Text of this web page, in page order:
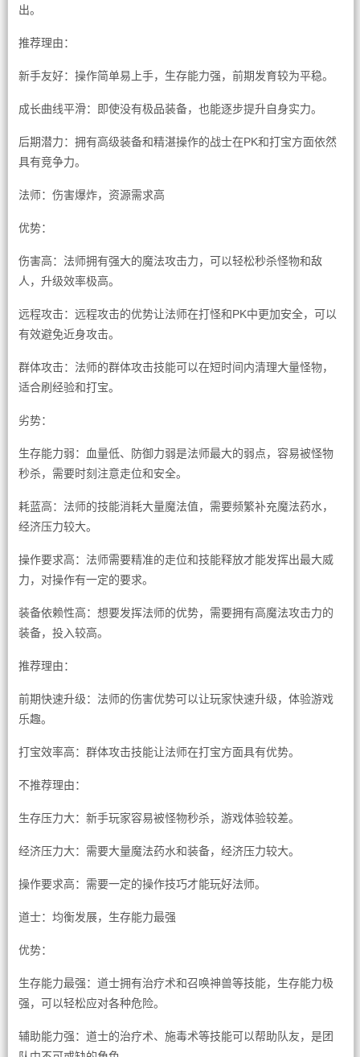
出。
推荐理由：
新手友好：操作简单易上手，生存能力强，前期发育较为平稳。
成长曲线平滑：即使没有极品装备，也能逐步提升自身实力。
后期潜力：拥有高级装备和精湛操作的战士在PK和打宝方面依然
具有竞争力。
法师：伤害爆炸，资源需求高
优势：
伤害高：法师拥有强大的魔法攻击力，可以轻松秒杀怪物和敌
人，升级效率极高。
远程攻击：远程攻击的优势让法师在打怪和PK中更加安全，可以
有效避免近身攻击。
群体攻击：法师的群体攻击技能可以在短时间内清理大量怪物，
适合刷经验和打宝。
劣势：
生存能力弱：血量低、防御力弱是法师最大的弱点，容易被怪物
秒杀，需要时刻注意走位和安全。
耗蓝高：法师的技能消耗大量魔法值，需要频繁补充魔法药水，
经济压力较大。
操作要求高：法师需要精准的走位和技能释放才能发挥出最大威
力，对操作有一定的要求。
装备依赖性高：想要发挥法师的优势，需要拥有高魔法攻击力的
装备，投入较高。
推荐理由：
前期快速升级：法师的伤害优势可以让玩家快速升级，体验游戏
乐趣。
打宝效率高：群体攻击技能让法师在打宝方面具有优势。
不推荐理由：
生存压力大：新手玩家容易被怪物秒杀，游戏体验较差。
经济压力大：需要大量魔法药水和装备，经济压力较大。
操作要求高：需要一定的操作技巧才能玩好法师。
道士：均衡发展，生存能力最强
优势：
生存能力最强：道士拥有治疗术和召唤神兽等技能，生存能力极
强，可以轻松应对各种危险。
辅助能力强：道士的治疗术、施毒术等技能可以帮助队友，是团